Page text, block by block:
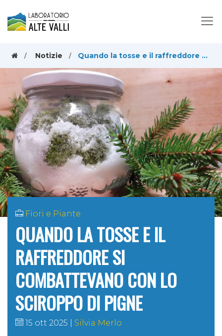
Notizie Quando la tosse e il raffreddore si combattevano con lo sciroppo di pigne
Fiori e Piante
QUANDO LA TOSSE E IL
RAFFREDDORE SI
COMBATTEVANO CON LO
SCIROPPO DI PIGNE
15 ott 2025 Silvia Merlo